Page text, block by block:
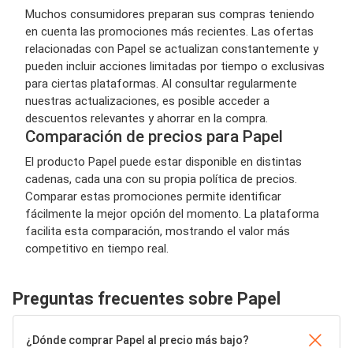
Muchos consumidores preparan sus compras teniendo
en cuenta las promociones más recientes. Las ofertas
relacionadas con Papel se actualizan constantemente y
pueden incluir acciones limitadas por tiempo o exclusivas
para ciertas plataformas. Al consultar regularmente
nuestras actualizaciones, es posible acceder a
descuentos relevantes y ahorrar en la compra.
Comparación de precios para Papel
El producto Papel puede estar disponible en distintas
cadenas, cada una con su propia política de precios.
Comparar estas promociones permite identificar
fácilmente la mejor opción del momento. La plataforma
facilita esta comparación, mostrando el valor más
competitivo en tiempo real.
Preguntas frecuentes sobre Papel
¿Dónde comprar Papel al precio más bajo?